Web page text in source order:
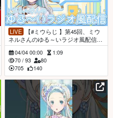
LIVE
ネルさんのゆる～いラジオ風配信！
【羽渦ミウネル】
04/04 00:00
1:09
70 /93
80
705
140